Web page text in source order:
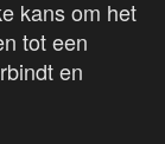
kans om het
tot een
en